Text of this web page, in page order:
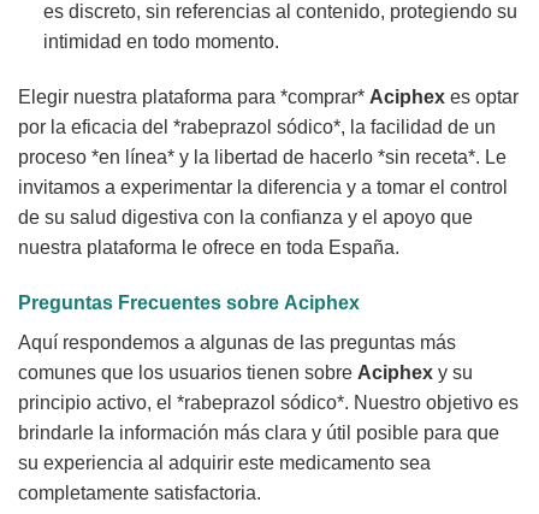
es discreto, sin referencias al contenido, protegiendo su
intimidad en todo momento.
Elegir nuestra plataforma para *comprar* Aciphex es optar
por la eficacia del *rabeprazol sódico*, la facilidad de un
proceso *en línea* y la libertad de hacerlo *sin receta*. Le
invitamos a experimentar la diferencia y a tomar el control
de su salud digestiva con la confianza y el apoyo que
nuestra plataforma le ofrece en toda España.
Preguntas Frecuentes sobre Aciphex
Aquí respondemos a algunas de las preguntas más
comunes que los usuarios tienen sobre Aciphex y su
principio activo, el *rabeprazol sódico*. Nuestro objetivo es
brindarle la información más clara y útil posible para que
su experiencia al adquirir este medicamento sea
completamente satisfactoria.